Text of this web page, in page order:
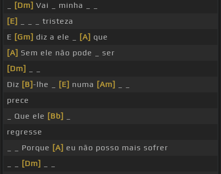
[Dm] Vai _ minha _ _
[E]
_ _ _ tristeza
E [Gm] diz a ele _ [A] que
[A] Sem ele não pode _ ser
[Dm]
Diz [B]-lhe _ [E] numa [Am]
prece
_ Que ele [Bb]
regresse
_ _ Porque [A] eu não posso mais sofrer
[Dm]